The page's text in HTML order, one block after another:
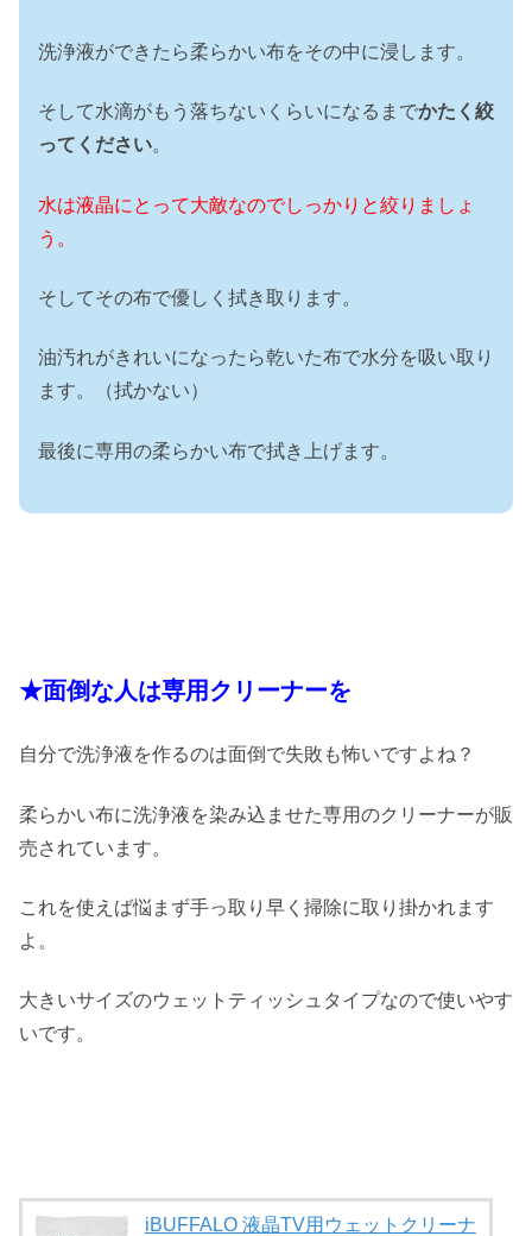
洗浄液ができたら柔らかい布をその中に浸します。
そして水滴がもう落ちないくらいになるまでかたく絞
ってください。
水は液晶にとって大敵なのでしっかりと絞りましょ
う。
そしてその布で優しく拭き取ります。
油汚れがきれいになったら乾いた布で水分を吸い取り
ます。（拭かない）
最後に専用の柔らかい布で拭き上げます。
★面倒な人は専用クリーナーを
自分で洗浄液を作るのは面倒で失敗も怖いですよね？
柔らかい布に洗浄液を染み込ませた専用のクリーナーが販
売されています。
これを使えば悩まず手っ取り早く掃除に取り掛かれます
よ。
大きいサイズのウェットティッシュタイプなので使いやす
いです。
iBUFFALO 液晶TV用ウェットクリーナ